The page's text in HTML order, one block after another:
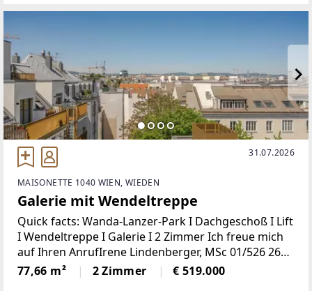
31.07.2026
MAISONETTE 1040 WIEN, WIEDEN
Galerie mit Wendeltreppe
Quick facts: Wanda-Lanzer-Park I Dachgeschoß I Lift
I Wendeltreppe I Galerie I 2 Zimmer Ich freue mich
auf Ihren AnrufIrene Lindenberger, MSc 01/526 26
36 In einer ruhigen Gasse gelegen, gegenüber vom
Park, befindet sich
77,66 m² 2 Zimmer € 519.000